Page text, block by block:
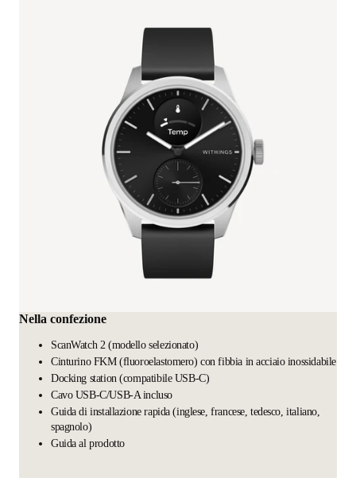
Nella confezione
ScanWatch 2 (modello selezionato)
Cinturino FKM (fluoroelastomero) con fibbia in acciaio inossidabile
Docking station (compatibile USB-C)
Cavo USB-C/USB-A incluso
Guida di installazione rapida (inglese, francese, tedesco, italiano,
spagnolo)
Guida al prodotto